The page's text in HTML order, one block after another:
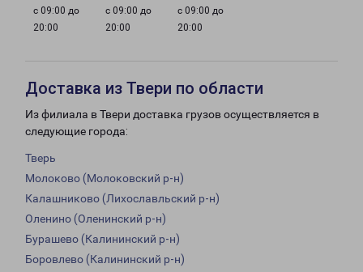
с 09:00 до
20:00
с 09:00 до
20:00
с 09:00 до
20:00
Доставка из Твери по области
Из филиала в Твери доставка грузов осуществляется в
следующие города:
Тверь
Молоково (Молоковский р-н)
Калашниково (Лихославльский р-н)
Оленино (Оленинский р-н)
Бурашево (Калининский р-н)
Боровлево (Калининский р-н)